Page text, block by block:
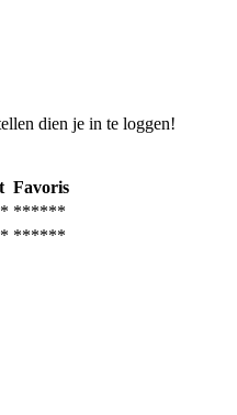
dien je in te loggen!
Favoris
******
******